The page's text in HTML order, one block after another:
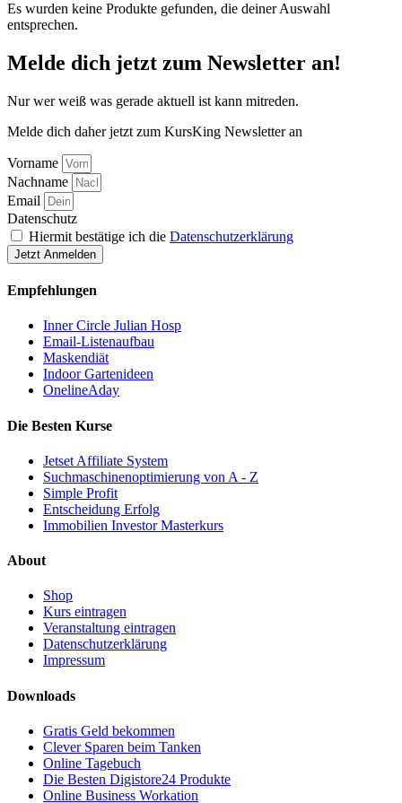
Es wurden keine Produkte gefunden, die deiner Auswahl
entsprechen.
Melde dich jetzt zum Newsletter an!
Nur wer weiß was gerade aktuell ist kann mitreden.
Melde dich daher jetzt zum KursKing Newsletter an
Vorname
Nachname
Email
Datenschutz
Hiermit bestätige ich die Datenschutzerklärung
Jetzt Anmelden
Empfehlungen
Inner Circle Julian Hosp
Email-Listenaufbau
Maskendiät
Indoor Gartenideen
OnelineAday
Die Besten Kurse
Jetset Affiliate System
Suchmaschinenoptimierung von A - Z
Simple Profit
Entscheidung Erfolg
Immobilien Investor Masterkurs
About
Shop
Kurs eintragen
Veranstaltung eintragen
Datenschutzerklärung
Impressum
Downloads
Gratis Geld bekommen
Clever Sparen beim Tanken
Online Tagebuch
Die Besten Digistore24 Produkte
Online Business Workation